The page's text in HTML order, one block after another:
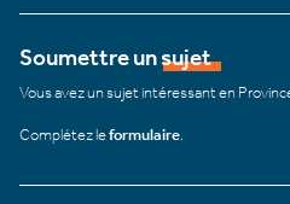
Soumettre un sujet
Vous avez un sujet intéressant en
Complétez leformulaire